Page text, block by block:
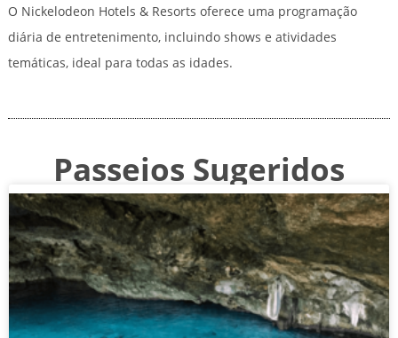
O Nickelodeon Hotels & Resorts oferece uma programação
diária de entretenimento, incluindo shows e atividades
temáticas, ideal para todas as idades.
Passeios Sugeridos